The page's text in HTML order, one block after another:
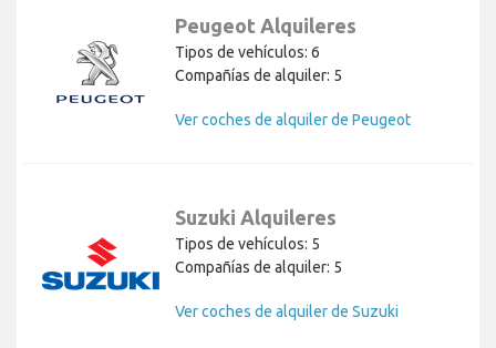
Peugeot Alquileres
Tipos de vehículos: 6
Compañías de alquiler: 5
Ver coches de alquiler de Peugeot
Suzuki Alquileres
Tipos de vehículos: 5
Compañías de alquiler: 5
Ver coches de alquiler de Suzuki